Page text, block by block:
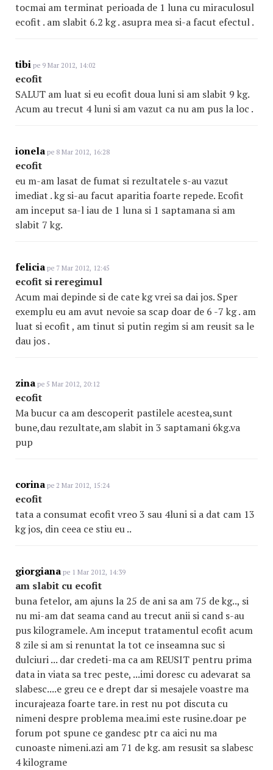
tocmai am terminat perioada de 1 luna cu miraculosul
ecofit . am slabit 6.2 kg . asupra mea si-a facut efectul .
tibi pe 9 Mar 2012, 14:02
ecofit
SALUT am luat si eu ecofit doua luni si am slabit 9 kg.
Acum au trecut 4 luni si am vazut ca nu am pus la loc .
ionela pe 8 Mar 2012, 16:28
ecofit
eu m-am lasat de fumat si rezultatele s-au vazut
imediat . kg si-au facut aparitia foarte repede. Ecofit
am inceput sa-l iau de 1 luna si 1 saptamana si am
slabit 7 kg.
felicia pe 7 Mar 2012, 12:45
ecofit si reregimul
Acum mai depinde si de cate kg vrei sa dai jos. Sper
exemplu eu am avut nevoie sa scap doar de 6 -7 kg . am
luat si ecofit , am tinut si putin regim si am reusit sa le
dau jos .
zina pe 5 Mar 2012, 20:12
ecofit
Ma bucur ca am descoperit pastilele acestea,sunt
bune,dau rezultate,am slabit in 3 saptamani 6kg.va
pup
corina pe 2 Mar 2012, 15:24
ecofit
tata a consumat ecofit vreo 3 sau 4luni si a dat cam 13
kg jos, din ceea ce stiu eu ..
giorgiana pe 1 Mar 2012, 14:39
am slabit cu ecofit
buna fetelor, am ajuns la 25 de ani sa am 75 de kg.., si
nu mi-am dat seama cand au trecut anii si cand s-au
pus kilogramele. Am inceput tratamentul ecofit acum
8 zile si am si renuntat la tot ce inseamna suc si
dulciuri ... dar credeti-ma ca am REUSIT pentru prima
data in viata sa trec peste, ...imi doresc cu adevarat sa
slabesc....e greu ce e drept dar si mesajele voastre ma
incurajeaza foarte tare. in rest nu pot discuta cu
nimeni despre problema mea.imi este rusine.doar pe
forum pot spune ce gandesc ptr ca aici nu ma
cunoaste nimeni.azi am 71 de kg. am resusit sa slabesc
4 kilograme